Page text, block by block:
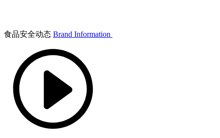
食品安全动态 Brand Information